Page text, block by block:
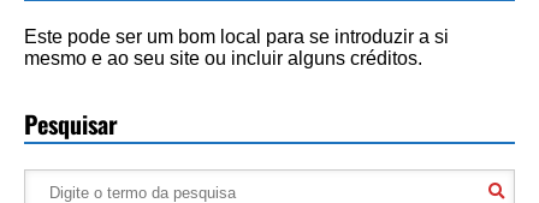
Este pode ser um bom local para se introduzir a si
mesmo e ao seu site ou incluir alguns créditos.
Pesquisar